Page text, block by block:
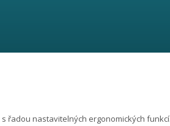
s řadou nastavitelných ergonomických